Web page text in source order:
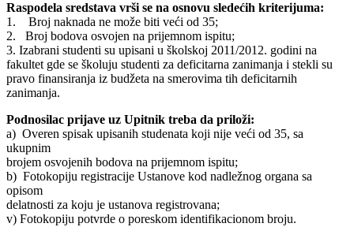
Raspodela sredstava vrši se na osnovu sledećih kriterijuma:
1. Broj naknada ne može biti veći od 35;
2. Broj bodova osvojen na prijemnom ispitu;
3. Izabrani studenti su upisani u školskoj 2011/2012. godini na
fakultet gde se školuju studenti za deficitarna zanimanja i stekli su
pravo finansiranja iz budžeta na smerovima tih deficitarnih
zanimanja.
Podnosilac prijave uz Upitnik treba da priloži:
a) Overen spisak upisanih studenata koji nije veći od 35, sa
ukupnim
brojem osvojenih bodova na prijemnom ispitu;
b) Fotokopiju registracije Ustanove kod nadležnog organa sa
opisom
delatnosti za koju je ustanova registrovana;
v) Fotokopiju potvrde o poreskom identifikacionom broju.